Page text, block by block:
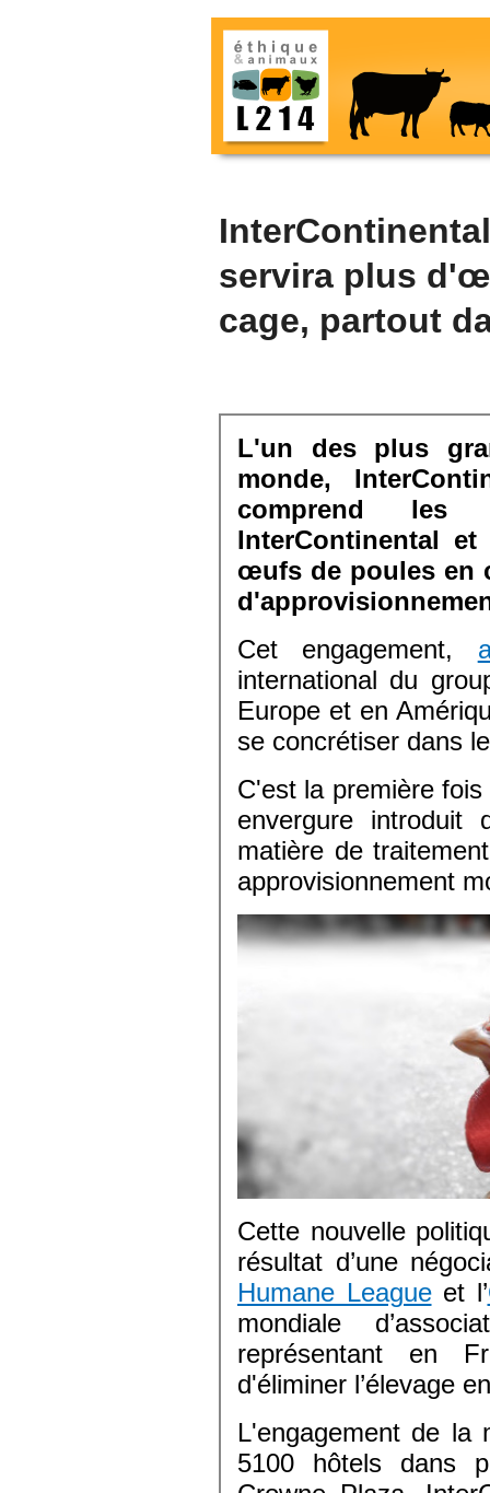
servira plus
cage, partout
L'un des plus
monde,
comprend les
InterContinental
œufs de poules en
Cet engagement,
international du
Europe et en
se concrétiser dans
C'est la première
envergure introduit
matière de
approvisionnement
Cette nouvelle
résultat d’une
Humane Leagueet l’
mondiale
représentant en
d'éliminer l’élevage
L'engagement de la
5100 hôtels dans